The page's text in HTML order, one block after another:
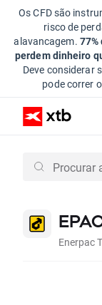
Os CFD são
risco de
alavancagem.
perdem dinheiro
Deve considerar
pode correr
Enerpac